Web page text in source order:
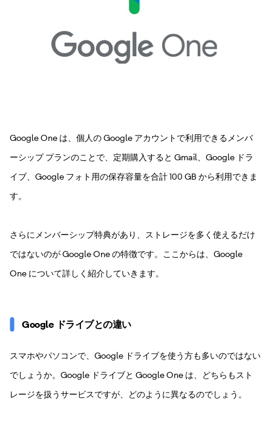
Google One は、個人の Google アカウントで利用できるメンバ
ーシップ プランのことで、定期購入すると Gmail、Google ドラ
イブ、Google フォト用の保存容量を合計 100 GB から利用できま
す。
さらにメンバーシップ特典があり、ストレージを多く使えるだけ
ではないのが Google One の特徴です。ここからは、Google
One について詳しく紹介していきます。
Google ドライブとの違い
スマホやパソコンで、Google ドライブを使う方も多いのではない
でしょうか。Google ドライブと Google One は、どちらもスト
レージを扱うサービスですが、どのように異なるのでしょう。